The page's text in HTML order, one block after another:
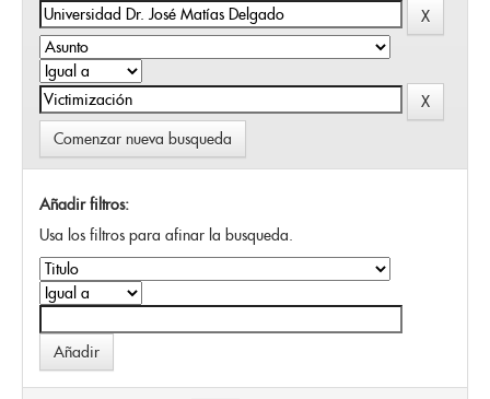
Comenzar nueva busqueda
Añadir filtros:
Usa los filtros para afinar la busqueda.